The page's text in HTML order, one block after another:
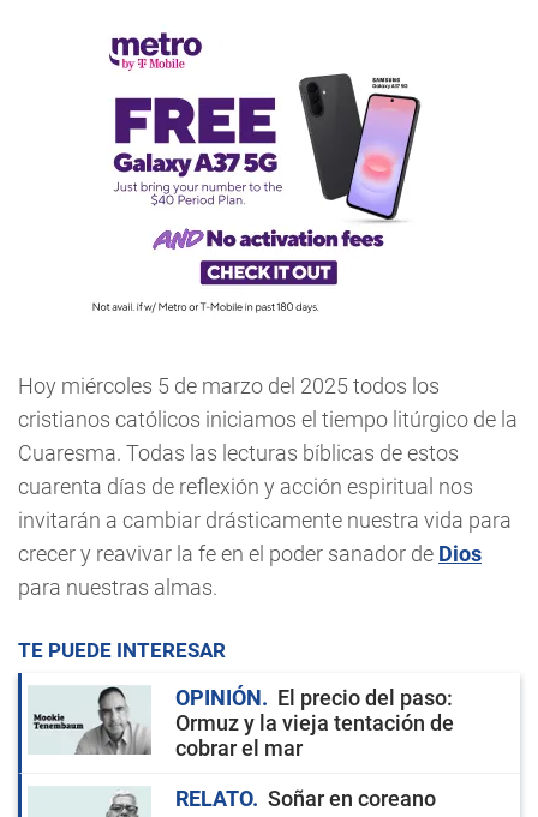
Hoy miércoles 5 de marzo del 2025 todos los
cristianos católicos iniciamos el tiempo litúrgico de la
Cuaresma. Todas las lecturas bíblicas de estos
cuarenta días de reflexión y acción espiritual nos
invitarán a cambiar drásticamente nuestra vida para
crecer y reavivar la fe en el poder sanador de Dios
para nuestras almas.
TE PUEDE INTERESAR
OPINIÓN
El precio del paso:
Ormuz y la vieja tentación de
cobrar el mar
RELATO
Soñar en coreano